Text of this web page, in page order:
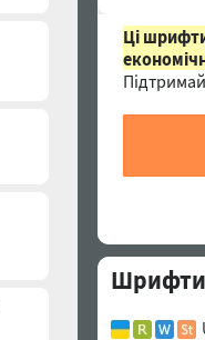
Ці
Шрифти